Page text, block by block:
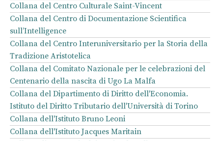
Collana del Centro Culturale Saint-Vincent
Collana del Centro di Documentazione Scientifica
sull’Intelligence
Collana del Centro Interuniversitario per la Storia della
Tradizione Aristotelica
Collana del Comitato Nazionale per le celebrazioni del
Centenario della nascita di Ugo La Malfa
Collana del Dipartimento di Diritto dell'Economia.
Istituto del Diritto Tributario dell'Università di Torino
Collana dell'Istituto Bruno Leoni
Collana dell'Istituto Jacques Maritain